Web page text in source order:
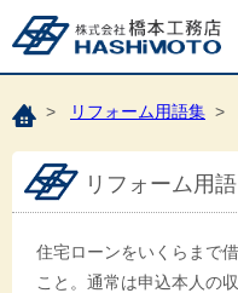
> リフォーム用語集 >
リフォーム用
住宅ローンをいくらまで
こと。通常は申込本人の